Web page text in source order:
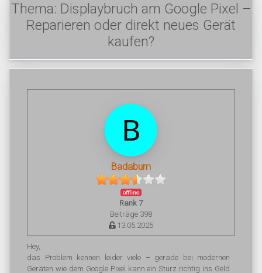
Thema: Displaybruch am Google Pixel –
Reparieren oder direkt neues Gerät
kaufen?
Badabum
offline
Rank 7
Beiträge 398
13.05.2025
Hey,
das Problem kennen leider viele – gerade bei modernen
Geräten wie dem Google Pixel kann ein Sturz richtig ins Geld